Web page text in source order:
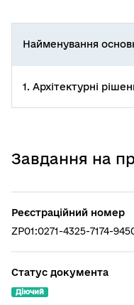
Найменування
1. Архітектурні
Завдання на
Реєстраційний номер
ZP01:0271-4325-7174-
Статус документа
Діючий